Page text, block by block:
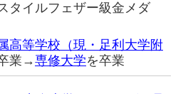
タイルフェザー級金メダ
高等学校（現・足利大学附
業→専修大学を卒業